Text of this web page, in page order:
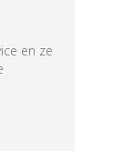
en ze